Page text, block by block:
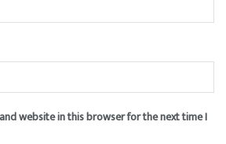
website in this browser for the next time I